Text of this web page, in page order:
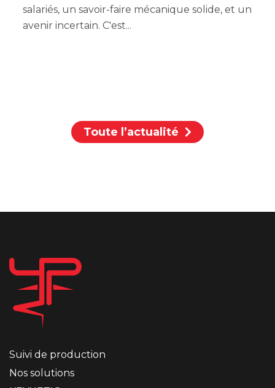
salariés, un savoir-faire mécanique solide, et un
avenir incertain. C'est...
Toute l’actualité
Suivi de production
Nos solutions